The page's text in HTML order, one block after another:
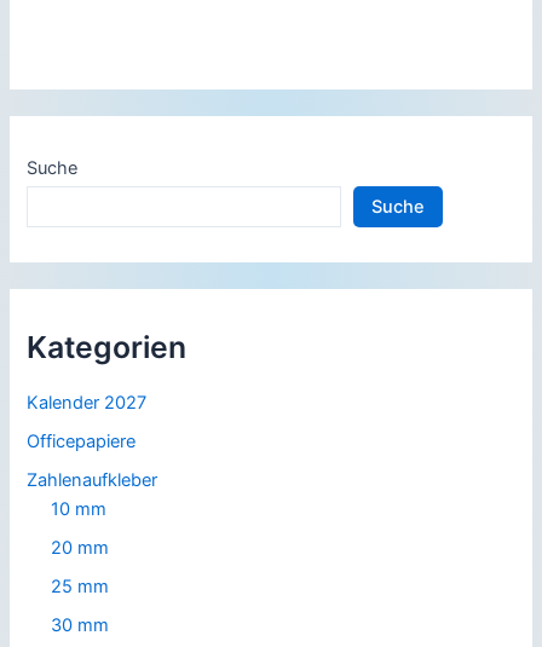
Suche
Suche
Kategorien
Kalender 2027
Officepapiere
Zahlenaufkleber
10 mm
20 mm
25 mm
30 mm